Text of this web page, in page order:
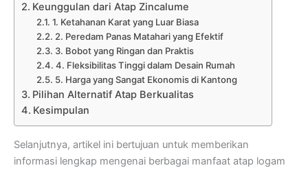
Keunggulan dari Atap Zincalume
1. Ketahanan Karat yang Luar Biasa
2. Peredam Panas Matahari yang Efektif
3. Bobot yang Ringan dan Praktis
4. Fleksibilitas Tinggi dalam Desain Rumah
5. Harga yang Sangat Ekonomis di Kantong
Pilihan Alternatif Atap Berkualitas
Kesimpulan
Selanjutnya, artikel ini bertujuan untuk memberikan
informasi lengkap mengenai berbagai manfaat atap logam